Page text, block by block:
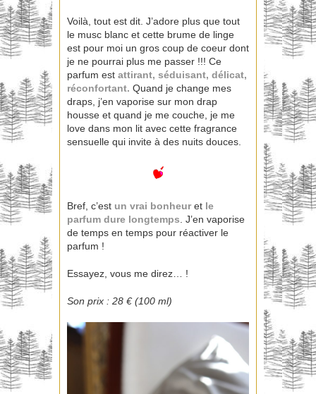
Voilà, tout est dit. J’adore plus que tout
le musc blanc et cette brume de linge
est pour moi un gros coup de coeur dont
je ne pourrai plus me passer !!! Ce
parfum est attirant, séduisant, délicat,
réconfortant. Quand je change mes
draps, j’en vaporise sur mon drap
housse et quand je me couche, je me
love dans mon lit avec cette fragrance
sensuelle qui invite à des nuits douces.
Bref, c’est un vrai bonheur et le
parfum dure longtemps . J’en vaporise
de temps en temps pour réactiver le
parfum !
Essayez, vous me direz… !
Son prix : 28 € (100 ml)